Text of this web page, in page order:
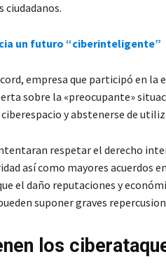
ciudadanos.
un futuro “ciberinteligente”
empresa que participó en la
sobre la «preocupante»
y abstenerse de
respetar el derecho
así como mayores acuerdos
el daño reputaciones y
suponer graves
los